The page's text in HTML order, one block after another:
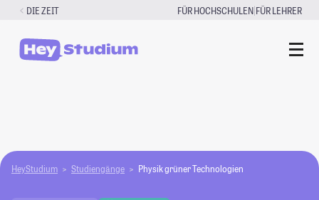
Zum
springen
DIE ZEIT FÜR HOCHSCHULEN|FÜR LEHRER
HeyStudium Studiengänge Physik grüner Technologien